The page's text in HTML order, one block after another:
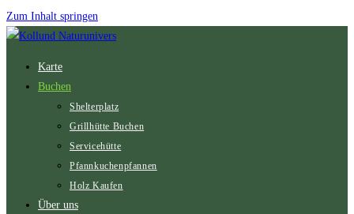
Zum Inhalt springen
Karte
Buchen
Shelterplatz
Grillhütte Buchen
Servicehütte
Pfannkuchenpfannen
Holz Kaufen
Über uns